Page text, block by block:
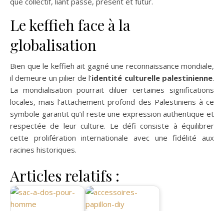
Le keffieh face à la
globalisation
Bien que le keffieh ait gagné une reconnaissance mondiale,
il demeure un pilier de l’identité culturelle palestinienne.
La mondialisation pourrait diluer certaines significations
locales, mais l’attachement profond des Palestiniens à ce
symbole garantit qu’il reste une expression authentique et
respectée de leur culture. Le défi consiste à équilibrer
cette prolifération internationale avec une fidélité aux
racines historiques.
Articles relatifs :